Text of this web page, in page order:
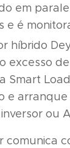
em
e é
híbrido
excesso
Smart
e
ou
comunica